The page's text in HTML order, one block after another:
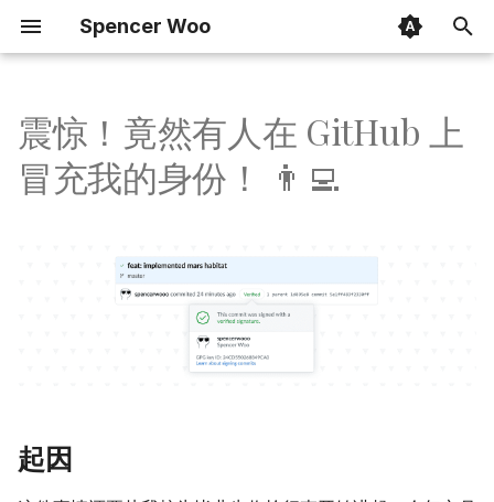
Spencer Woo
p
e
t
2026
2020
github
vision
震惊！竟然有人在 GitHub 上
冒充我的身份！ 👨‍💻
起因